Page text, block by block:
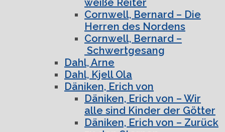
weiße Reiter
Cornwell, Bernard – Die
Herren des Nordens
Cornwell, Bernard –
Schwertgesang
Dahl, Arne
Dahl, Kjell Ola
Däniken, Erich von
Däniken, Erich von – Wir
alle sind Kinder der Götter
Däniken, Erich von – Zurück